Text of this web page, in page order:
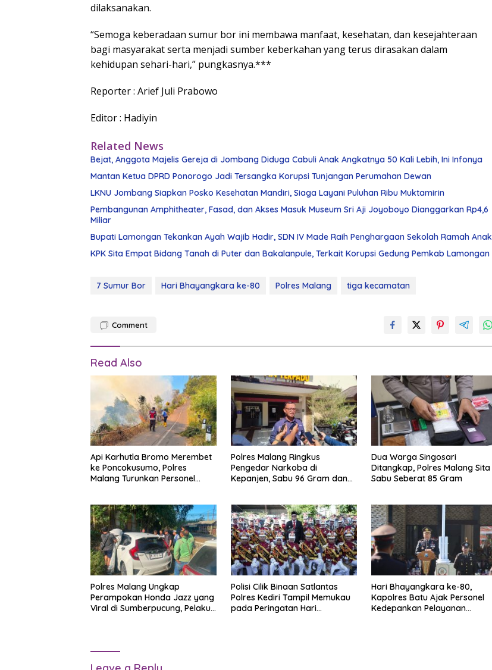
dilaksanakan.
“Semoga keberadaan sumur bor ini membawa manfaat, kesehatan, dan kesejahteraan
bagi masyarakat serta menjadi sumber keberkahan yang terus dirasakan dalam
kehidupan sehari-hari,” pungkasnya.***
Reporter : Arief Juli Prabowo
Editor : Hadiyin
Related News
Bejat, Anggota Majelis Gereja di Jombang Diduga Cabuli Anak Angkatnya 50 Kali Lebih, Ini Infonya
Mantan Ketua DPRD Ponorogo Jadi Tersangka Korupsi Tunjangan Perumahan Dewan
LKNU Jombang Siapkan Posko Kesehatan Mandiri, Siaga Layani Puluhan Ribu Muktamirin
Pembangunan Amphitheater, Fasad, dan Akses Masuk Museum Sri Aji Joyoboyo Dianggarkan Rp4,6
Miliar
Bupati Lamongan Tekankan Ayah Wajib Hadir, SDN IV Made Raih Penghargaan Sekolah Ramah Anak
KPK Sita Empat Bidang Tanah di Puter dan Bakalanpule, Terkait Korupsi Gedung Pemkab Lamongan
7 Sumur Bor Hari Bhayangkara ke-80 Polres Malang tiga kecamatan
Comment
Read Also
Api Karhutla Bromo Merembet
ke Poncokusumo, Polres
Malang Turunkan Personel
Polres Malang Ringkus
Pengedar Narkoba di
Kepanjen, Sabu 96 Gram dan
Dua Warga Singosari
Ditangkap, Polres Malang Sita
Sabu Seberat 85 Gram
Polres Malang Ungkap
Perampokan Honda Jazz yang
Viral di Sumberpucung, Pelaku
Polisi Cilik Binaan Satlantas
Polres Kediri Tampil Memukau
pada Peringatan Hari
Hari Bhayangkara ke-80,
Kapolres Batu Ajak Personel
Kedepankan Pelayanan